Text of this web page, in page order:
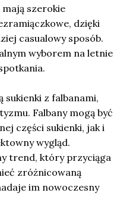
szerokie
dzięki
casualowy sposób.
wyborem na letnie
sukienki z falbanami,
Falbany mogą być
części sukienki, jak i
wygląd.
trend, który przyciąga
zróżnicowaną
im nowoczesny